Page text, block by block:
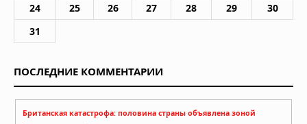
24
25 26 27 28 29
30
31
ПОСЛЕДНИЕ КОММЕНТАРИИ
Британская катастрофа: половина страны объявлена зоной